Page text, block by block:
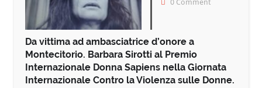
0 Comment
Da vittima ad ambasciatrice d’onore a
Montecitorio. Barbara Sirotti al Premio
Internazionale Donna Sapiens nella Giornata
Internazionale Contro la Violenza sulle Donne.